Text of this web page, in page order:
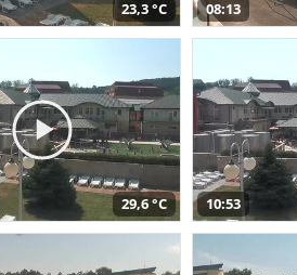
23,3 °C 08:13
29,6 °C 10:53